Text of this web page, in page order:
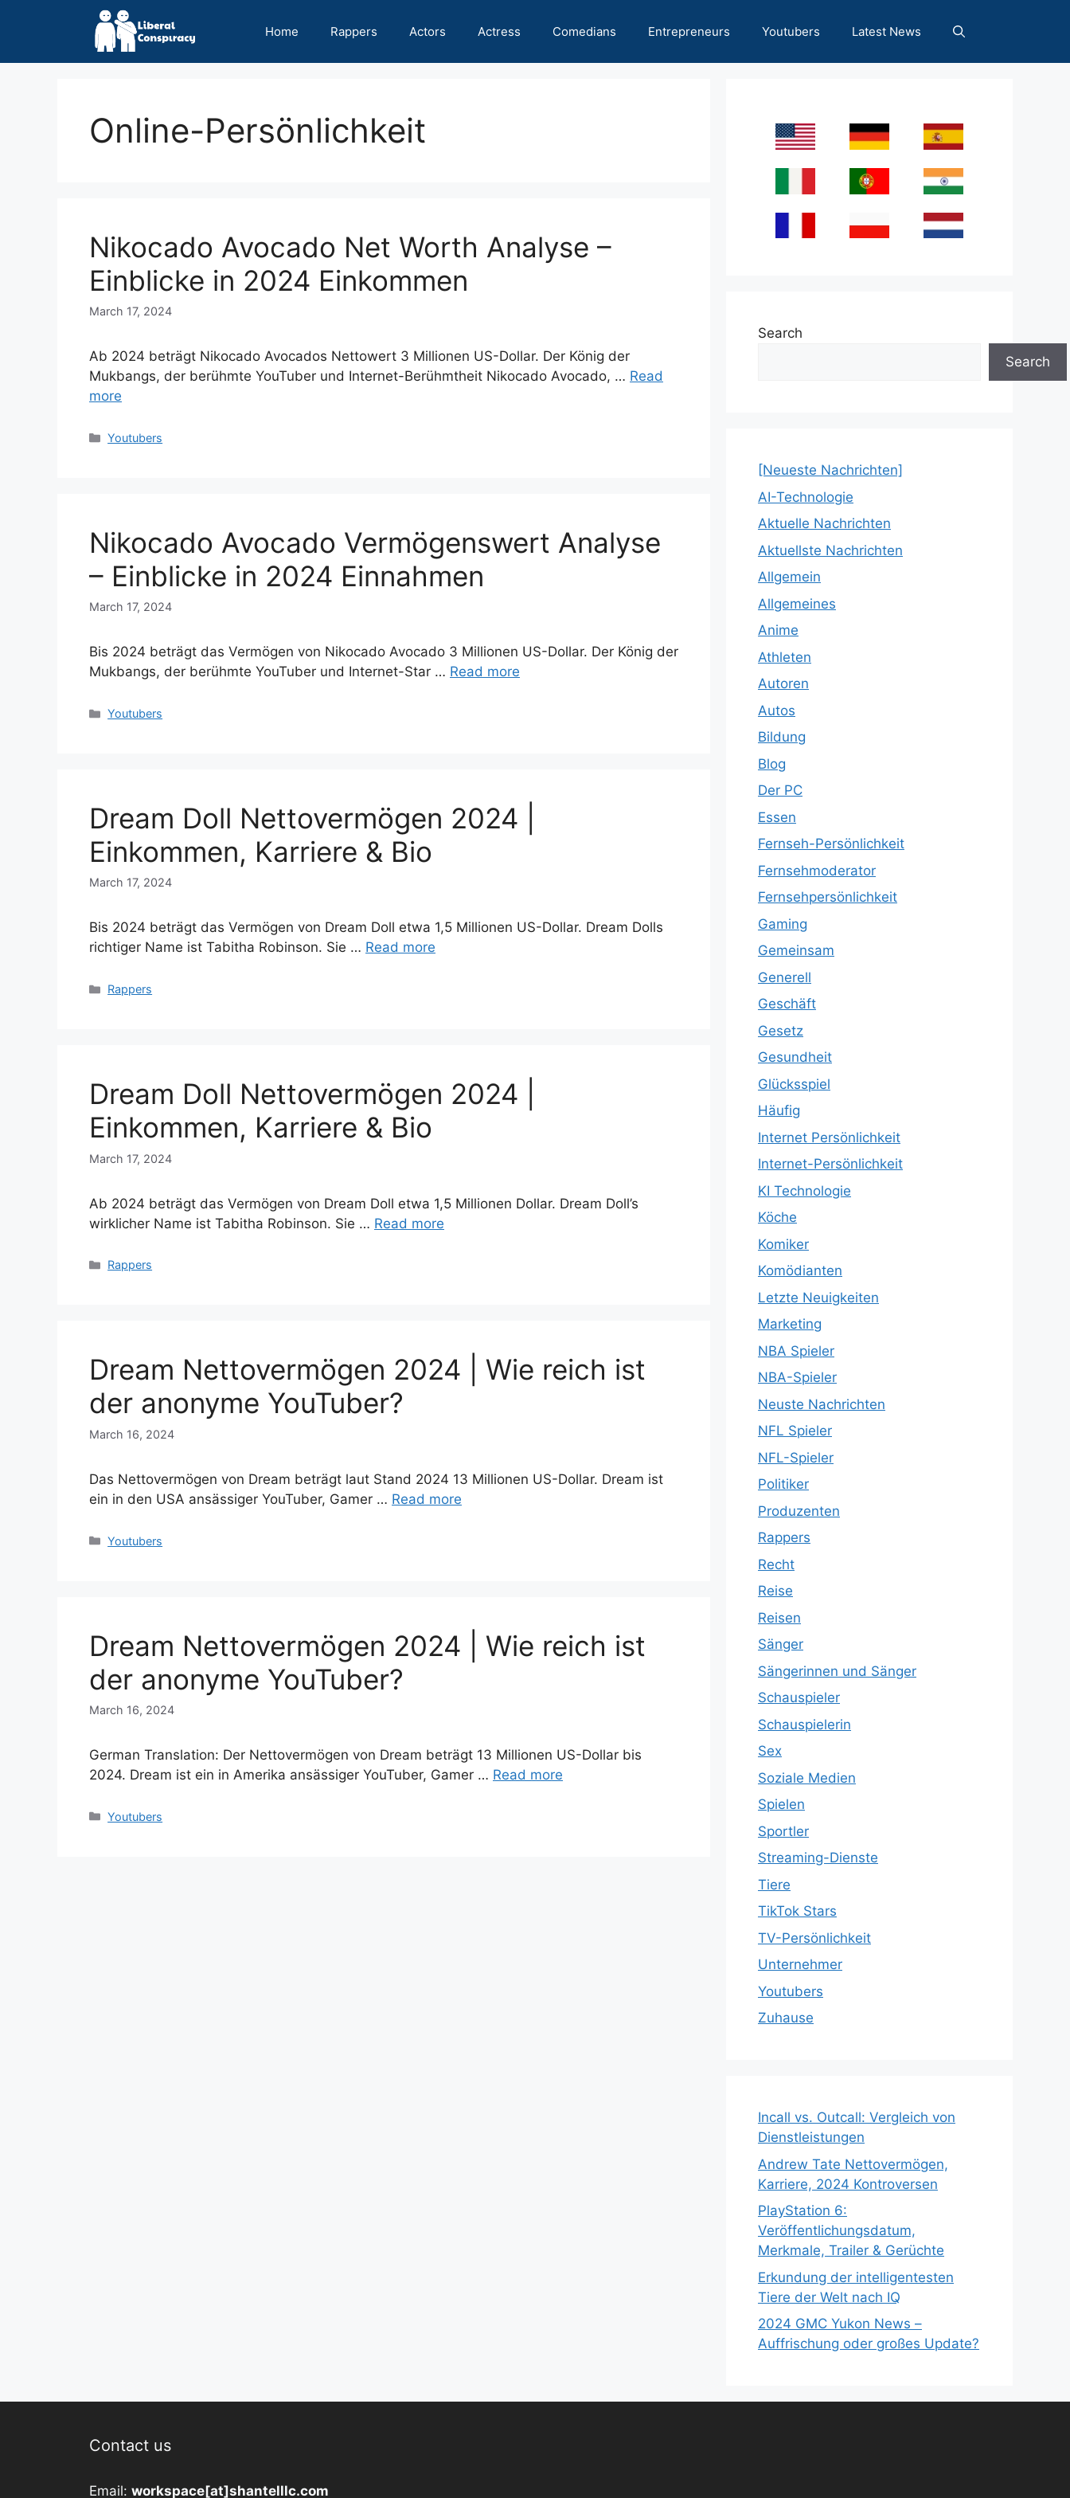
Home Rappers Actors Actress Comedians Entrepreneurs Youtubers Latest News
Online-Persönlichkeit
Nikocado Avocado Net Worth Analyse –
Einblicke in 2024 Einkommen
March 17, 2024
Ab 2024 beträgt Nikocado Avocados Nettowert 3 Millionen US-Dollar. Der König der
Mukbangs, der berühmte YouTuber und Internet-Berühmtheit Nikocado Avocado, … Read
more
Categories
Youtubers
Nikocado Avocado Vermögenswert Analyse
– Einblicke in 2024 Einnahmen
March 17, 2024
Bis 2024 beträgt das Vermögen von Nikocado Avocado 3 Millionen US-Dollar. Der König der
Mukbangs, der berühmte YouTuber und Internet-Star … Read more
Categories
Youtubers
Dream Doll Nettovermögen 2024 |
Einkommen, Karriere & Bio
March 17, 2024
Bis 2024 beträgt das Vermögen von Dream Doll etwa 1,5 Millionen US-Dollar. Dream Dolls
richtiger Name ist Tabitha Robinson. Sie … Read more
Categories
Rappers
Dream Doll Nettovermögen 2024 |
Einkommen, Karriere & Bio
March 17, 2024
Ab 2024 beträgt das Vermögen von Dream Doll etwa 1,5 Millionen Dollar. Dream Doll’s
wirklicher Name ist Tabitha Robinson. Sie … Read more
Categories
Rappers
Dream Nettovermögen 2024 | Wie reich ist
der anonyme YouTuber?
March 16, 2024
Das Nettovermögen von Dream beträgt laut Stand 2024 13 Millionen US-Dollar. Dream ist
ein in den USA ansässiger YouTuber, Gamer … Read more
Categories
Youtubers
Dream Nettovermögen 2024 | Wie reich ist
der anonyme YouTuber?
March 16, 2024
German Translation: Der Nettovermögen von Dream beträgt 13 Millionen US-Dollar bis
2024. Dream ist ein in Amerika ansässiger YouTuber, Gamer … Read more
Categories
Youtubers
Search
Search
[Neueste Nachrichten]
AI-Technologie
Aktuelle Nachrichten
Aktuellste Nachrichten
Allgemein
Allgemeines
Anime
Athleten
Autoren
Autos
Bildung
Blog
Der PC
Essen
Fernseh-Persönlichkeit
Fernsehmoderator
Fernsehpersönlichkeit
Gaming
Gemeinsam
Generell
Geschäft
Gesetz
Gesundheit
Glücksspiel
Häufig
Internet Persönlichkeit
Internet-Persönlichkeit
KI Technologie
Köche
Komiker
Komödianten
Letzte Neuigkeiten
Marketing
NBA Spieler
NBA-Spieler
Neuste Nachrichten
NFL Spieler
NFL-Spieler
Politiker
Produzenten
Rappers
Recht
Reise
Reisen
Sänger
Sängerinnen und Sänger
Schauspieler
Schauspielerin
Sex
Soziale Medien
Spielen
Sportler
Streaming-Dienste
Tiere
TikTok Stars
TV-Persönlichkeit
Unternehmer
Youtubers
Zuhause
Incall vs. Outcall: Vergleich von
Dienstleistungen
Andrew Tate Nettovermögen,
Karriere, 2024 Kontroversen
PlayStation 6:
Veröffentlichungsdatum,
Merkmale, Trailer & Gerüchte
Erkundung der intelligentesten
Tiere der Welt nach IQ
2024 GMC Yukon News –
Auffrischung oder großes Update?
Contact us
Email: workspace[at]shantelllc.com